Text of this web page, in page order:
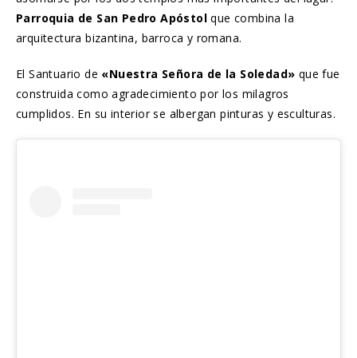
Parroquia de San PedroApóstol que combina la
arquitectura bizantina, barroca y romana.
El Santuario de «Nuestra Señora de la Soledad» que fue
construida como agradecimiento por los milagros
cumplidos. En su interior se albergan pinturas y esculturas.